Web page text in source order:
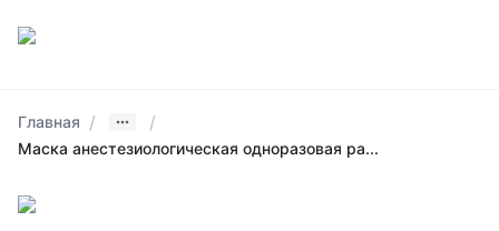
Главная / /
Маска анестезиологическая одноразовая ра...